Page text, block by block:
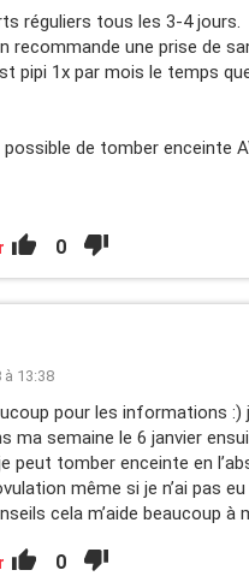
réguliers tous les 3-4 jours.
recommande une prise de
pipi 1x par mois le temps
de tomber enceinte
0
à 13:38
pour les informations :)
ma semaine le 6 janvier
peut tomber enceinte en
même si je n’ai pas
cela m’aide beaucoup à
0